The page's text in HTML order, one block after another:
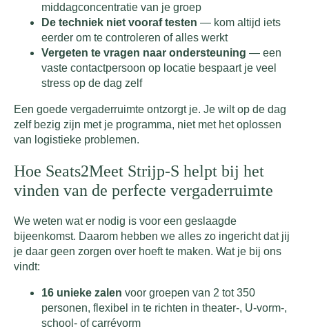
middagconcentratie van je groep
De techniek niet vooraf testen — kom altijd iets
eerder om te controleren of alles werkt
Vergeten te vragen naar ondersteuning — een
vaste contactpersoon op locatie bespaart je veel
stress op de dag zelf
Een goede vergaderruimte ontzorgt je. Je wilt op de dag
zelf bezig zijn met je programma, niet met het oplossen
van logistieke problemen.
Hoe Seats2Meet Strijp-S helpt bij het
vinden van de perfecte vergaderruimte
We weten wat er nodig is voor een geslaagde
bijeenkomst. Daarom hebben we alles zo ingericht dat jij
je daar geen zorgen over hoeft te maken. Wat je bij ons
vindt:
16 unieke zalen voor groepen van 2 tot 350
personen, flexibel in te richten in theater-, U-vorm-,
school- of carrévorm